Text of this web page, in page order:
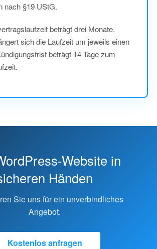
nach §19 UStG.
beträgt drei Monate.
sich die Laufzeit um jeweils einen
beträgt 14 Tage zum
Website in
Händen
Sie uns für ein unverbindliches
Angebot.
Kostenlos anfragen